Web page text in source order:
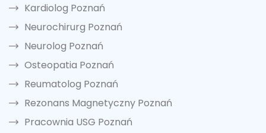
Kardiolog Poznań
Neurochirurg Poznań
Neurolog Poznań
Osteopatia Poznań
Reumatolog Poznań
Rezonans Magnetyczny Poznań
Pracownia USG Poznań